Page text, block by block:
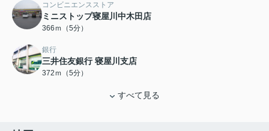
コンビニエンスストア
ミニストップ寝屋川中木田店
366ｍ（5分）
銀行
三井住友銀行 寝屋川支店
372ｍ（5分）
すべて見る